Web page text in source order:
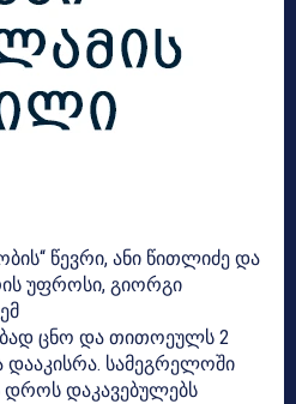
წევრი, ანი წითლიძე და
უფროსი, გიორგი
ცნო და თითოეულს 2
სამეგრელოში
დროს დაკავებულებს